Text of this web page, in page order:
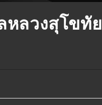
หลวงสุโขทัย